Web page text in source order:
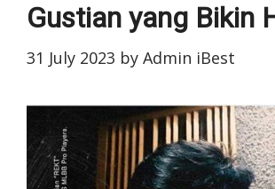
Gustian yang Bikin
31 July 2023 by Admin iBest